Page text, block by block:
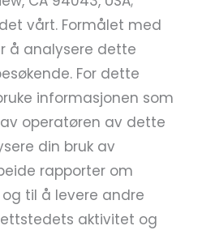
vårt. Formålet med
å analysere dette
For dette
informasjonen som
operatøren av dette
din bruk av
rapporter om
til å levere andre
aktivitet og